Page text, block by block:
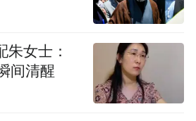
沐浴白皮书》（第二版）
电热水器XQ5选用环保设
部件选用再生材料，实现
搭载智能省电功能，经试
朱女士：
间清醒